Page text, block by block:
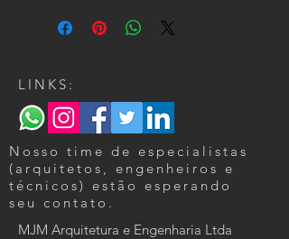
LINKS:
Nosso time de especialistas
(arquitetos, engenheiros e
técnicos) estão esperando
seu contato.
MJM Arquitetura e Engenharia Ltda